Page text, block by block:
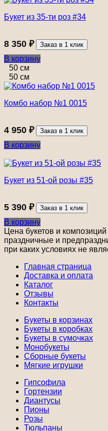
Букет из 35-ти роз #34
8 350 ₽ Заказ в 1 клик
В корзину
50 см
50 см
Комбо набор №1 0015
4 950 ₽ Заказ в 1 клик
В корзину
Букет из 51-ой розы #35
5 390 ₽ Заказ в 1 клик
В корзину
Цена букетов и
праздничные и
при каких условиях не
Главная страница
Доставка и оплата
Каталог
Отзывы
Контакты
Букеты в корзинах
Букеты в коробках
Букеты в сумочках
Монобукеты
Сборные букеты
Мягкие игрушки
Гипсофила
Гортензии
Диантусы
Пионы
Розы
Тюльпаны